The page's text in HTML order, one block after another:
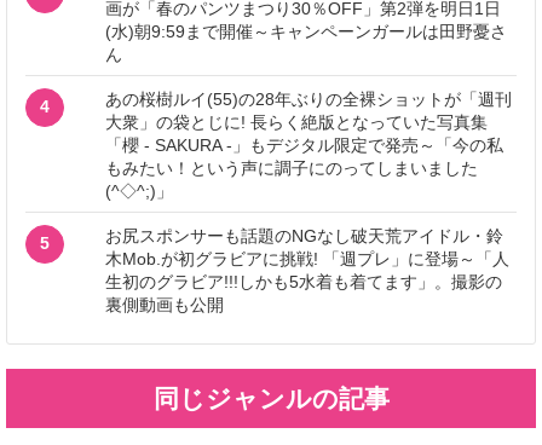
画が「春のパンツまつり30％OFF」第2弾を明日1日
(水)朝9:59まで開催～キャンペーンガールは田野憂さ
ん
4
あの桜樹ルイ(55)の28年ぶりの全裸ショットが「週刊
大衆」の袋とじに! 長らく絶版となっていた写真集
「櫻 - SAKURA -」もデジタル限定で発売～「今の私
もみたい！という声に調子にのってしまいました
(^◇^;)」
5
お尻スポンサーも話題のNGなし破天荒アイドル・鈴
木Mob.が初グラビアに挑戦! 「週プレ」に登場～「人
生初のグラビア!!!しかも5水着も着てます」。撮影の
裏側動画も公開
同じジャンルの記事